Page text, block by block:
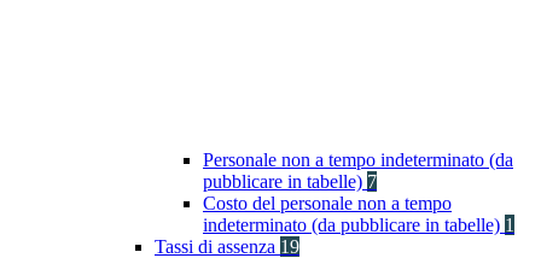
Personale non a tempo indeterminato (da
pubblicare in tabelle) 7
Costo del personale non a tempo
indeterminato (da pubblicare in tabelle) 1
Tassi di assenza 19